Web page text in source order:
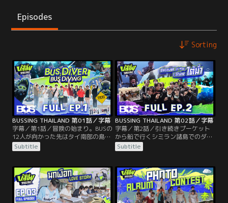
Episodes
Sorting
BUSSING THAILAND 第01話／字幕
字幕／第1話／冒険の始まり。BUSの
12人が向かった先はタイ南部の島、
プーケット。ゲームでポイントを溜
め、勝者2名には好きなアーティス
旅行がプレゼントされることがわか
ると、競争心の塊のメンバーたちは
我こそはと勝つ気満々。初回のアク
ティビティは、ダイビング！ 一行は
Subtitle
BUSSING THAILAND 第02話／字幕
字幕／第2話／引き続きプーケット
から船で行くシミラン諸島でのダイ
ビング編。ナイトダイブを含めて4
回のダイビングを経験した後、水中
ループは、写真を使ってビンゴゲー
ムで対決する。翌朝、一行は世界で
も有数のダイビングサイトであるリ
チェリューロックへ向かい、そこで
Subtitle